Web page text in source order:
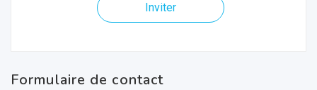
Inviter
Formulaire de contact